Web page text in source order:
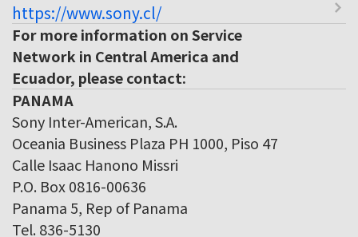
https://www.sony.cl/
For more information on Service
Network in Central America and
Ecuador, please contact:
PANAMA
Sony Inter-American, S.A.
Oceania Business Plaza PH 1000, Piso 47
Calle Isaac Hanono Missri
P.O. Box 0816-00636
Panama 5, Rep of Panama
Tel. 836-5130